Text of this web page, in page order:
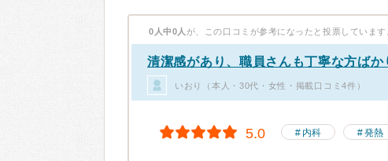
0人中0人 が、この口コミが参考になったと投票しています
清潔感があり、職員さんも丁寧な方ばか
いおり（本人・30代・女性・掲載口コミ4件）
5.0 内科 発熱